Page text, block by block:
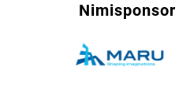
Nimisponsor